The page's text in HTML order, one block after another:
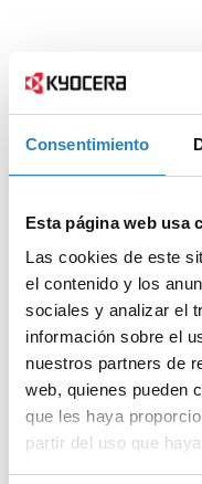
Consentimiento
Esta página web usa
Las cookies de este
el contenido y los
sociales y analizar el
información sobre el
nuestros partners de
web, quienes pueden
que les haya
partir del uso que